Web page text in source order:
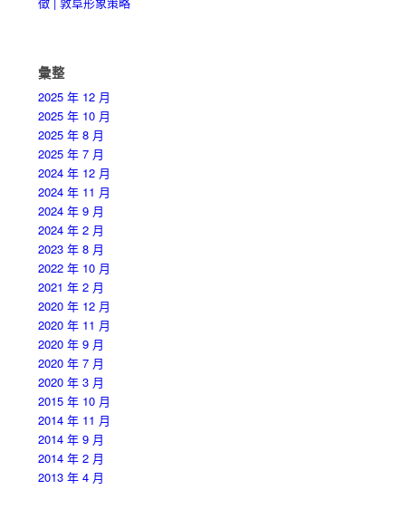
彙整
2025 年 12 月
2025 年 10 月
2025 年 8 月
2025 年 7 月
2024 年 12 月
2024 年 11 月
2024 年 9 月
2024 年 2 月
2023 年 8 月
2022 年 10 月
2021 年 2 月
2020 年 12 月
2020 年 11 月
2020 年 9 月
2020 年 7 月
2020 年 3 月
2015 年 10 月
2014 年 11 月
2014 年 9 月
2014 年 2 月
2013 年 4 月